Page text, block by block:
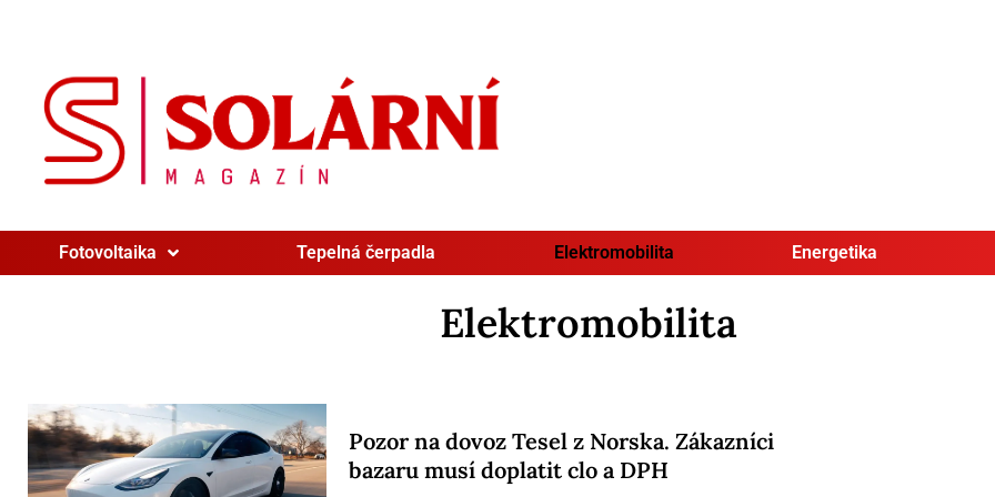
Fotovoltaika Tepelná čerpadla Elektromobilita Energetika
Elektromobilita
Pozor na dovoz Tesel z Norska. Zákazníci
bazaru musí doplatit clo a DPH